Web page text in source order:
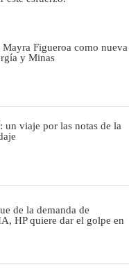
Figueroa como nueva
y Minas
un viaje por las notas de la
de la demanda de
HP quiere dar el golpe en